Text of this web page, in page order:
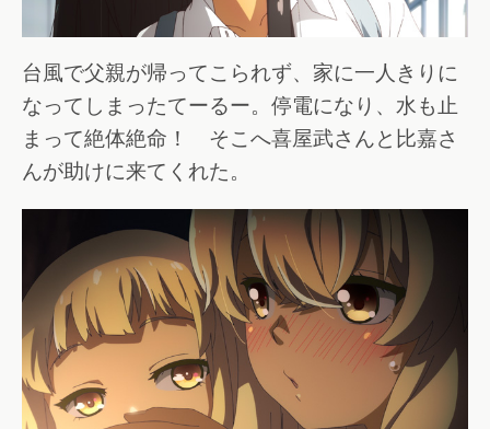
台風で父親が帰ってこられず、家に一人きりに
なってしまったてーるー。停電になり、水も止
まって絶体絶命！ そこへ喜屋武さんと比嘉さ
んが助けに来てくれた。